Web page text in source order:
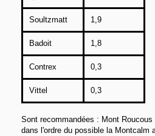
Soultzmatt 1,9
Badoit 1,8
Contrex 0,3
Vittel 0,3
Sont recommandées : Mont
dans l'ordre du possible la Montcalm